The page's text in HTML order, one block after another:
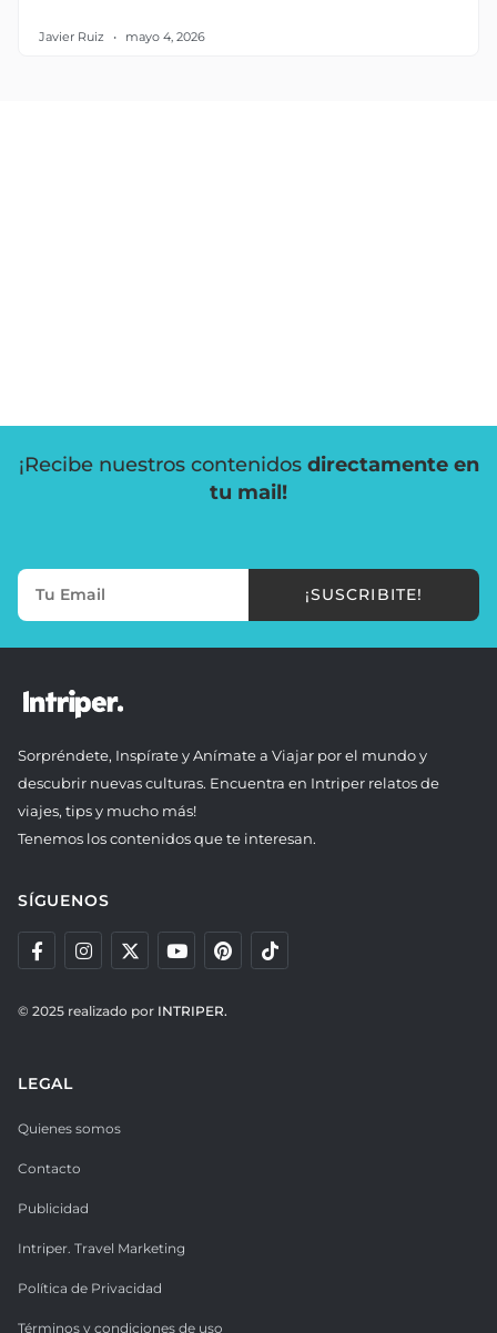
Javier Ruiz mayo 4, 2026
¡Recibe nuestros contenidos directamente en
tu mail!
¡SUSCRIBITE!
Sorpréndete, Inspírate y Anímate a Viajar por el mundo y
descubrir nuevas culturas. Encuentra en Intriper relatos de
viajes, tips y mucho más!
Tenemos los contenidos que te interesan.
SÍGUENOS
© 2025 realizado por INTRIPER.
LEGAL
Quienes somos
Contacto
Publicidad
Intriper. Travel Marketing
Política de Privacidad
Términos y condiciones de uso